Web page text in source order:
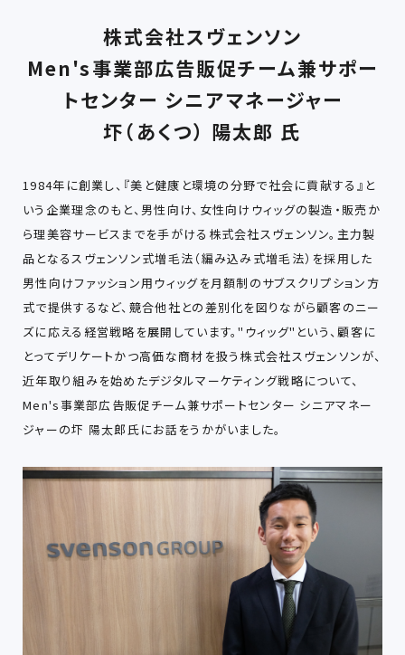
株式会社スヴェンソン
Men's事業部広告販促チーム兼サポー
トセンター シニアマネージャー
圷（あくつ） 陽太郎 氏
1984年に創業し、『美と健康と環境の分野で社会に貢献する』と
いう企業理念のもと、男性向け、女性向けウィッグの製造・販売か
ら理美容サービスまでを手がける株式会社スヴェンソン。主力製
品となるスヴェンソン式増毛法（編み込み式増毛法）を採用した
男性向けファッション用ウィッグを月額制のサブスクリプション方
式で提供するなど、競合他社との差別化を図りながら顧客のニー
ズに応える経営戦略を展開しています。"ウィッグ"という、顧客に
とってデリケートかつ高価な商材を扱う株式会社スヴェンソンが、
近年取り組みを始めたデジタルマーケティング戦略について、
Men's事業部広告販促チーム兼サポートセンター シニアマネー
ジャーの圷 陽太郎氏にお話をうかがいました。